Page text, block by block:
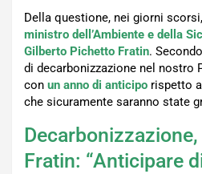
Della questione, nei giorni
ministro dell’Ambiente e della
Gilberto Pichetto Fratin.
di decarbonizzazione nel nostro
con un anno di anticipo rispetto
che sicuramente saranno state
Fratin: “Anticipare